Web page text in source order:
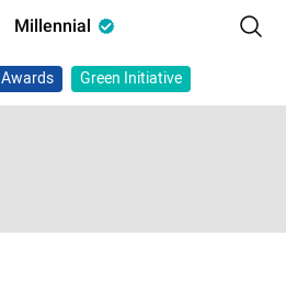
Millennial
Green Initiative